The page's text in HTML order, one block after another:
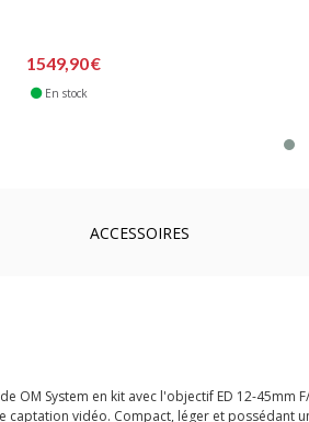
1549,90 €
En stock
ACCESSOIRES
OM System en kit avec l'objectif ED 12-45mm
vidéo. Compact, léger et possédant